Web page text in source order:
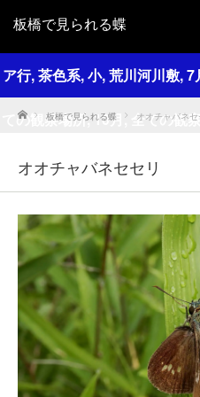
板橋で見られる蝶
ア行,茶色系,小,荒川河川敷,7
ての観察場所,10月 , 全ての観
きさ
Home 板橋で見られる蝶 オオチャバネセ
オオチャバネセセリ